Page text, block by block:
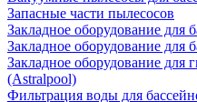
Запасные части пылесосов
Закладное оборудование для
Закладное оборудование для
Закладное оборудование для
(Astralpool)
Фильтрация воды для